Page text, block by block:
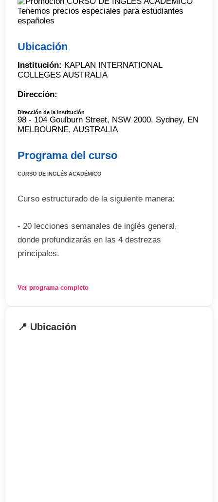
Tenemos precios especiales para estudiantes
españoles
Ubicación
Institución: KAPLAN INTERNATIONAL
COLLEGES AUSTRALIA
Dirección:
Dirección de la Institución
98 - 104 Goulburn Street, NSW 2000, Sydney, EN
MELBOURNE, AUSTRALIA
Programa del curso
CURSO DE INGLÉS ACADÉMICO
Curso estructurado de la siguiente manera:
- 20 lecciones semanales de inglés general,
donde profundizarás en las 4 destrezas
principales.
. Preparación de exámenes como el
. Current Affairs: inglés adaptado a la situación
Ver programa completo
📍 Ubicación